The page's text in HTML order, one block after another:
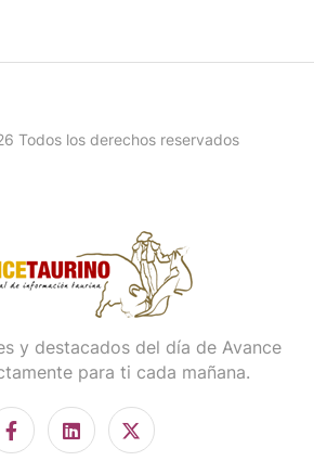
Todos los derechos reservados
y destacados del día de Avance
para ti cada mañana.